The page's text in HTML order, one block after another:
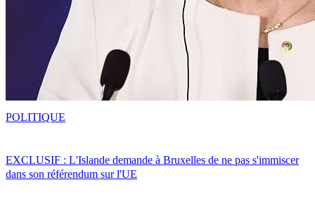
EXCLUSIF : L'Islande demande à Bruxelles de ne pas s'immiscer
dans son référendum sur l'UE
POLITIQUE